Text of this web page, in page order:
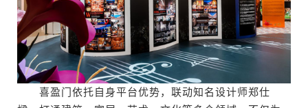
喜盈门依托自身平台优势，联动知名设计师郑仕